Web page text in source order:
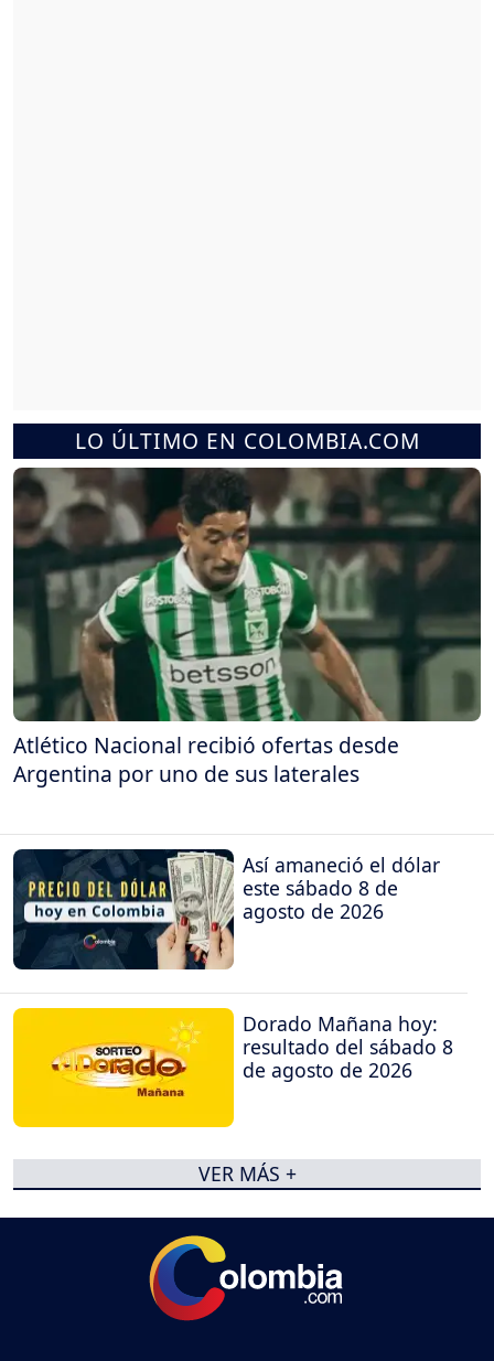
LO ÚLTIMO EN COLOMBIA.COM
Atlético Nacional recibió ofertas desde
Argentina por uno de sus laterales
Así amaneció el dólar
este sábado 8 de
agosto de 2026
Dorado Mañana hoy:
resultado del sábado 8
de agosto de 2026
VER MÁS +